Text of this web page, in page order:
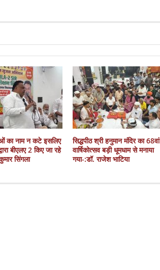
का नाम न कटे इसलिए
बीएलए 2 किए जा रहे
सिंगला
सिद्धपीठ श्री हनुमान मंदिर का 68वां
वार्षिकोत्सव बड़ी धूमधाम से मनाया
गया-:डॉ. राजेश भाटिया